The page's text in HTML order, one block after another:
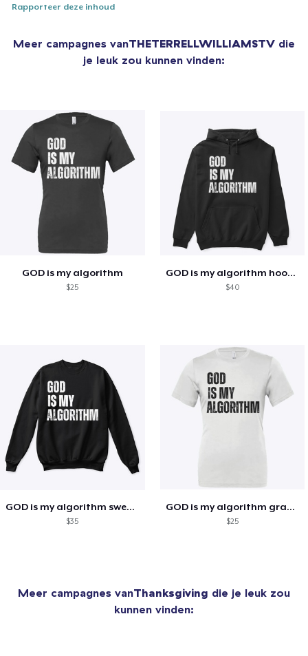
Rapporteer deze inhoud
Meer campagnes vanTHETERRELLWILLIAMSTV die
je leuk zou kunnen vinden:
GOD is my algorithm
$25
GOD is my algorithm hoodie
$40
GOD is my algorithm sweatshirt
$35
GOD is my algorithm graphic tee
$25
Meer campagnes vanThanksgiving die je leuk zou
kunnen vinden: